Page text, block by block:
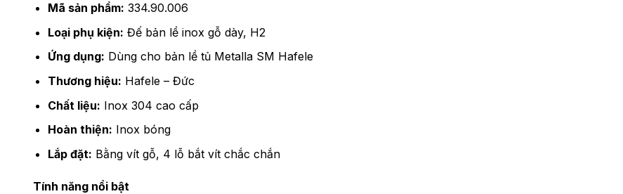
Mã sản phẩm: 334.90.006
Loại phụ kiện: Đế bản lề inox gỗ dày, H2
Ứng dụng: Dùng cho bản lề tủ Metalla SM Hafele
Thương hiệu: Hafele – Đức
Chất liệu: Inox 304 cao cấp
Hoàn thiện: Inox bóng
Lắp đặt: Bằng vít gỗ, 4 lỗ bắt vít chắc chắn
Tính năng nổi bật